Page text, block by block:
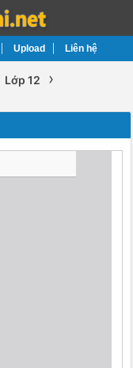
Upload Liên hệ
Lớp 12 ›